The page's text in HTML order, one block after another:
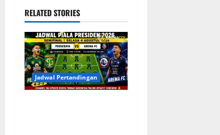
RELATED STORIES
Jadwal Pertandingan